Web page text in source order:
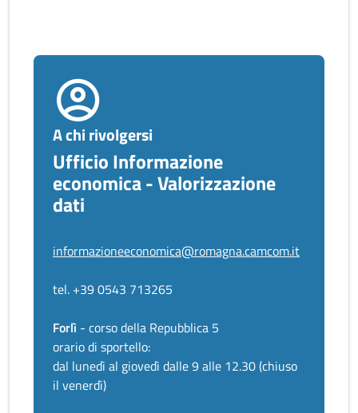
A chi rivolgersi
Ufficio Informazione
economica - Valorizzazione
dati
informazioneeconomica@romagna.camcom.it
tel. +39 0543 713265
Forlì - corso della Repubblica 5
orario di sportello:
dal lunedì al giovedì dalle 9 alle 12.30 (chiuso
il venerdì)